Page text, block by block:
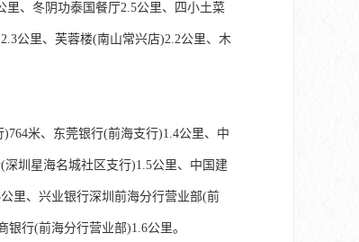
里、冬阴功泰国餐厅2.5公里、四小土菜
公里、芙蓉楼(南山常兴店)2.2公里、木
米、东莞银行(前海支行)1.4公里、中
圳星海名城社区支行)1.5公里、中国建
里、兴业银行深圳前海分行营业部(前
行(前海分行营业部)1.6公里。